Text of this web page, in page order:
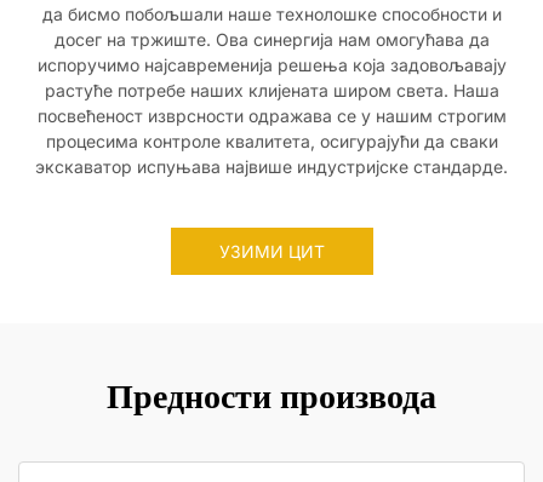
да бисмо побољшали наше технолошке способности и
досег на тржиште. Ова синергија нам омогућава да
испоручимо најсавременија решења која задовољавају
растуће потребе наших клијената широм света. Наша
посвећеност изврсности одражава се у нашим строгим
процесима контроле квалитета, осигурајући да сваки
экскаватор испуњава највише индустријске стандарде.
УЗИМИ ЦИТ
Предности производа